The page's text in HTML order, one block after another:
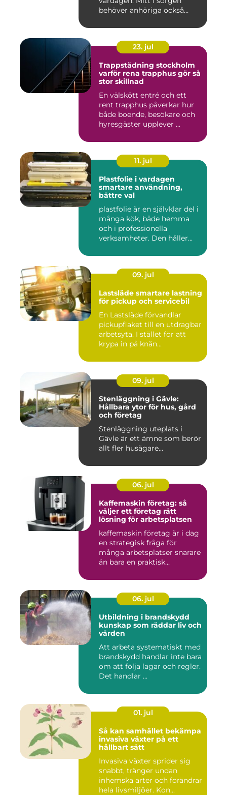
behöver anhöriga också
23. jul
Trappstädning stockholm
varför rena trapphus gör så
stor skillnad
En välskött entré och ett
rent trapphus påverkar hur
både boende, besökare och
hyresgäster upplever ...
11. jul
Plastfolie i vardagen
smartare användning,
bättre val
plastfolie är en självklar del i
många kök, både hemma
och i professionella
verksamheter. Den håller...
09. jul
Lastsläde smartare lastning
för pickup och servicebil
En Lastsläde förvandlar
pickupflaket till en utdragbar
arbetsyta. I stället för att
krypa in på knän...
09. jul
Stenläggning i Gävle:
Hållbara ytor för hus, gård
och företag
Stenläggning uteplats i
Gävle är ett ämne som berör
allt fler husägare...
06. jul
Kaffemaskin företag: så
väljer ett företag rätt
lösning för arbetsplatsen
kaffemaskin företag är i dag
en strategisk fråga för
många arbetsplatser snarare
än bara en praktisk...
06. jul
Utbildning i brandskydd
kunskap som räddar liv och
värden
Att arbeta systematiskt med
brandskydd handlar inte bara
om att följa lagar och regler.
Det handlar ...
01. jul
Så kan samhället bekämpa
invasiva växter på ett
hållbart sätt
Invasiva växter sprider sig
snabbt, tränger undan
inhemska arter och förändrar
hela livsmiljöer. Kon...